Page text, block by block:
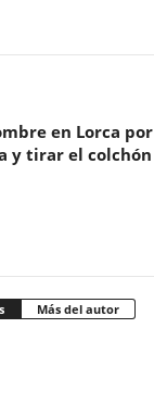
en Lorca por
y tirar el colchón
Más del autor